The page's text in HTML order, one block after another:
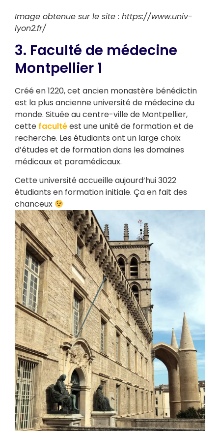
Image obtenue sur le site : https://www.univ-
lyon2.fr/
3. Faculté de médecine
Montpellier 1
Créé en 1220, cet ancien monastère bénédictin
est la plus ancienne université de médecine du
monde. Située au centre-ville de Montpellier,
cette facultéest une unité de formation et de
recherche. Les étudiants ont un large choix
d’études et de formation dans les domaines
médicaux et paramédicaux.
Cette université accueille aujourd’hui 3022
étudiants en formation initiale. Ça en fait des
chanceux